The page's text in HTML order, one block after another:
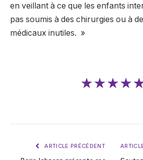
en veillant à ce que les enfants
pas soumis à des chirurgies ou à
médicaux inutiles. »
ARTICLE PRÉCÉDENT